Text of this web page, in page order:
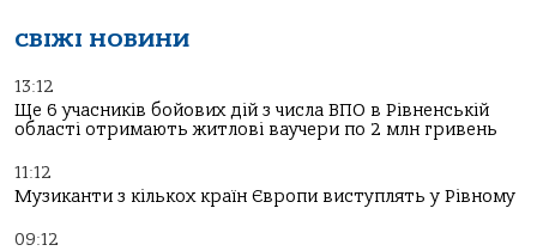
СВІЖІ НОВИНИ
13:12
Ще 6 учасників бойових дій з числа ВПО в Рівненській
області отримають житлові ваучери по 2 млн гривень
11:12
Музиканти з кількох країн Європи виступлять у Рівному
09:12